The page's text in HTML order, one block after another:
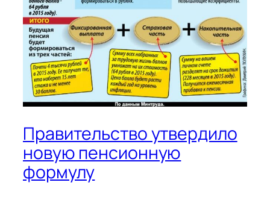
Правительство утвердило
новую пенсионную
формулу